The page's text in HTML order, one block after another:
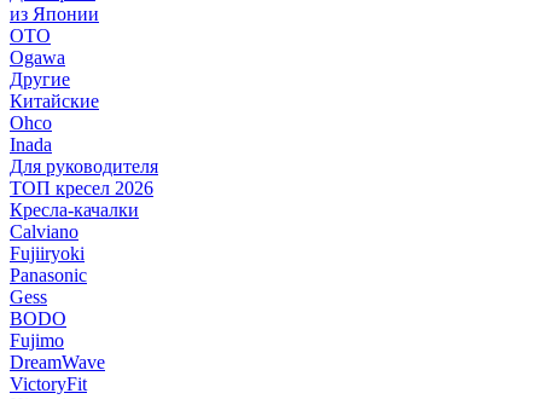
из Японии
OTO
Ogawa
Другие
Китайские
Ohco
Inada
Для руководителя
ТОП кресел 2026
Кресла-качалки
Calviano
Fujiiryoki
Panasonic
Gess
BODO
Fujimo
DreamWave
VictoryFit